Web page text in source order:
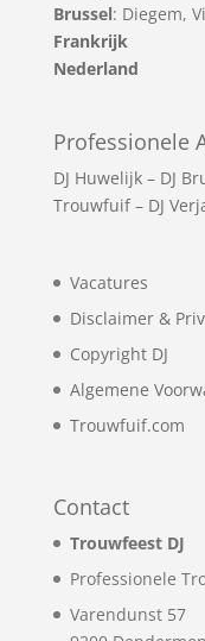
Brussel: Diegem,
Frankrijk
Nederland
Professionele
DJ Huwelijk– DJ
Trouwfuif– DJ
Vacatures
Disclaimer &
Copyright DJ
Algemene
Trouwfuif.com
Contact
Trouwfeest DJ
Professionele
Varendunst 57